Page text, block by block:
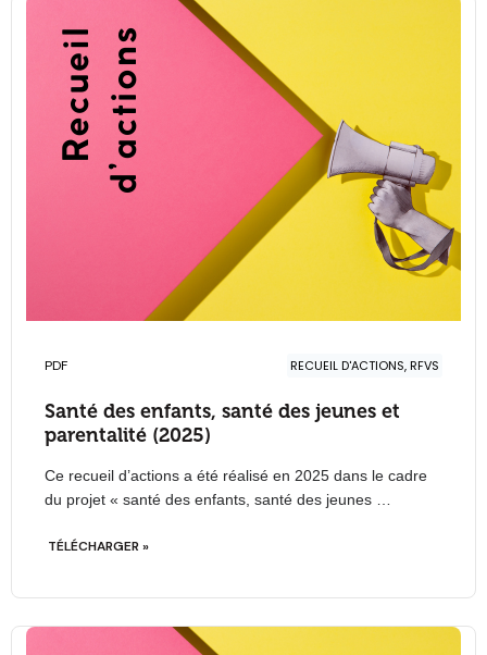
PDF RECUEIL D'ACTIONS, RFVS
Santé des enfants, santé des jeunes et
parentalité (2025)
Ce recueil d’actions a été réalisé en 2025 dans le cadre
du projet « santé des enfants, santé des jeunes …
TÉLÉCHARGER »